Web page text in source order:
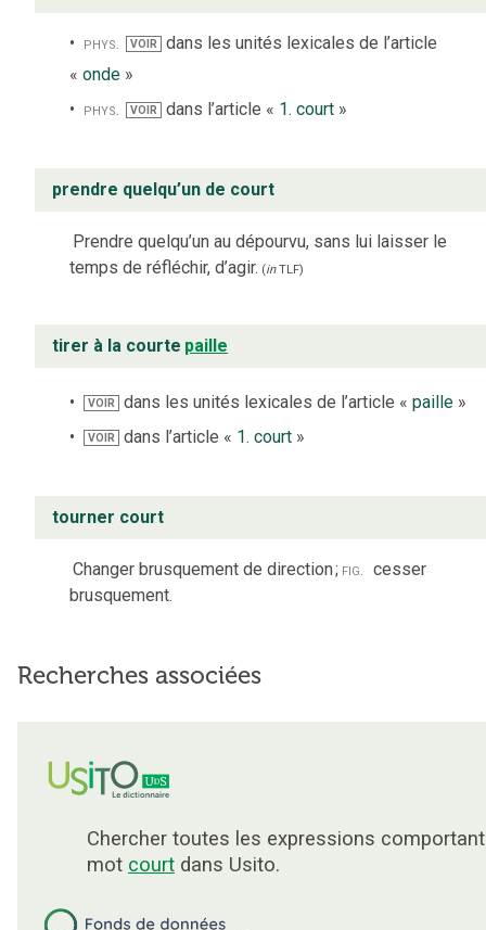
phys. VOIR dans les unités lexicales de l’article
« onde »
phys.
VOIR dans l’article « 1. court»
prendre quelqu’un de court
Prendre quelqu’un au dépourvu, sans lui laisser le
temps de réfléchir, d’agir. (inTLF)
tirer à la courte paille
VOIR dans les unités lexicales de l’article «paille »
VOIR dans l’article « 1. court »
tourner court
Changer brusquement de direction; fig.
cesser
brusquement.
Recherches associées
Chercher toutes les expressions
mot court dans Usito.